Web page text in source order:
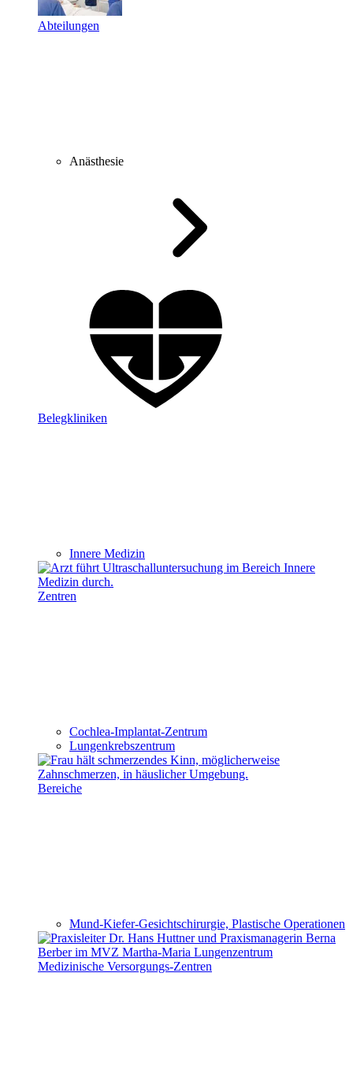
Abteilungen
Anästhesie
Belegkliniken
Innere Medizin
Zentren
Cochlea-Implantat-Zentrum
Lungenkrebszentrum
Bereiche
Mund-Kiefer-Gesichtschirurgie, Plastische Operationen
Medizinische Versorgungs-Zentren